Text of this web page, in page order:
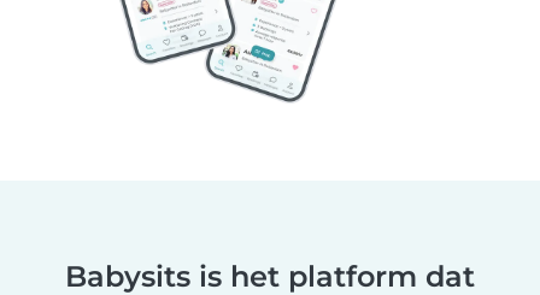
Babysits is het platform dat